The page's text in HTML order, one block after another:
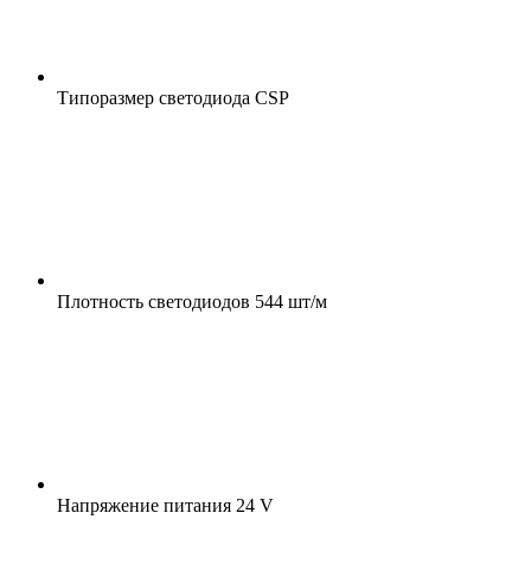
Типоразмер светодиода CSP
Плотность светодиодов 544 шт/м
Напряжение питания 24 V